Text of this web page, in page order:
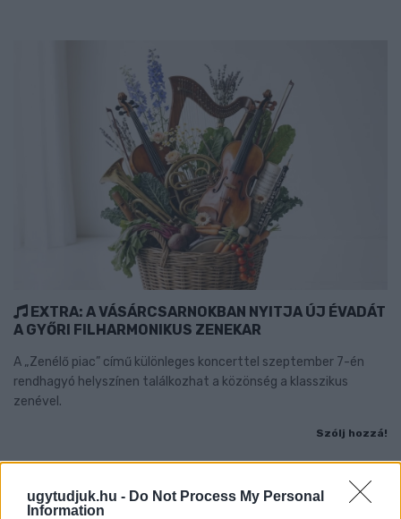
ugytudjuk.hu - Do Not Process My Personal
Information
EXTRA: A VÁSÁRCSARNOKBAN NYITJA ÚJ ÉVADÁT
A GYŐRI FILHARMONIKUS ZENEKAR
A „Zenélő piac” című különleges koncerttel szeptember 7-én
rendhagyó helyszínen találkozhat a közönség a klasszikus
zenével.
Szólj hozzá!